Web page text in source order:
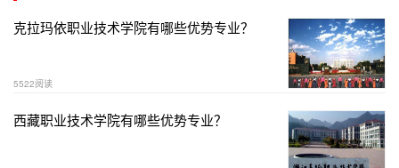
克拉玛依职业技术学院有哪些优势专业？
5522阅读
西藏职业技术学院有哪些优势专业？